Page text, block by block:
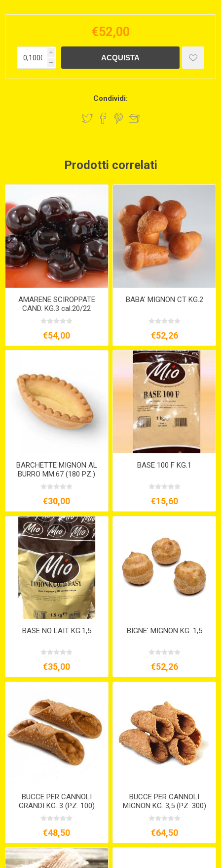
€52,00
i
h
Condividi:
Prodotti correlati
AMARENE SCIROPPATE
CAND. KG.3 cal.20/22
€54,00
BABA' MIGNON CT KG.2
€52,26
BARCHETTE MIGNON AL
BURRO MM.67 (180 PZ.)
€30,00
BASE 100 F KG.1
€15,60
BASE NO LAIT KG.1,5
€35,00
BIGNE' MIGNON KG. 1,5
€52,26
BUCCE PER CANNOLI
GRANDI KG. 3 (PZ. 100)
€48,50
BUCCE PER CANNOLI
MIGNON KG. 3,5 (PZ. 300)
€64,50